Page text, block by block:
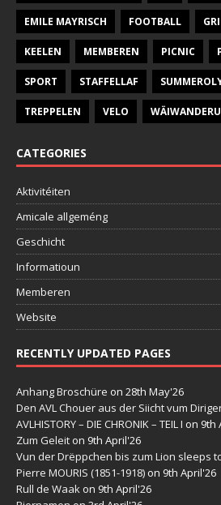
EMILE MAYRISCH FOOTBALL
KEELEN MEMBEREN PICNIC
SPORT STAFFELLAF
TREPPELEN VELO
CATEGORIES
Aktivitéiten
Amicale allgeméng
Geschicht
Informatioun
Memberen
Website
RECENTLY UPDATED PAGES
Anhang Broschüre on 28th May'26
Den AVL Chouer aus der Siicht vum
AVLHISTORY – DIE CHRONIK – TEIL I on 9th
Zum Geleit on 9th April'26
Vun der Drëppchen bis zum Lion sleeps
Pierre MOURIS (1851-1918) on 9th April'26
Rull de Waak on 9th April'26